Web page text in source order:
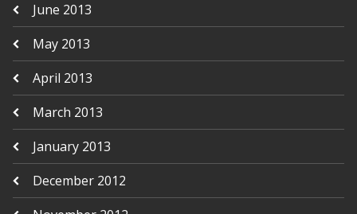
June 2013
May 2013
April 2013
March 2013
January 2013
December 2012